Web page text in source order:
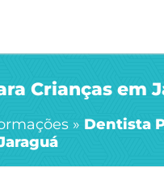
Crianças em
» Dentista